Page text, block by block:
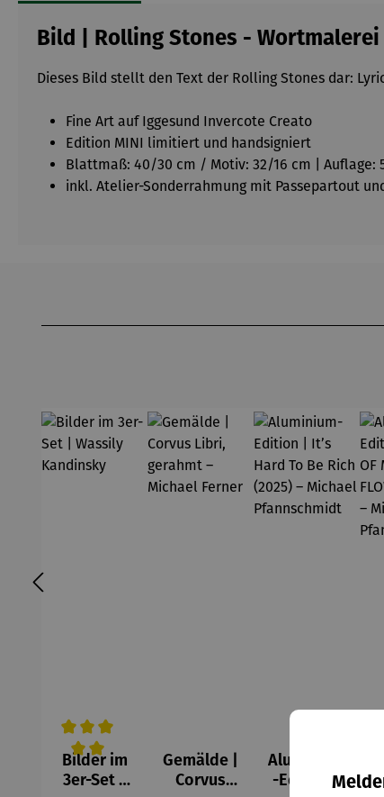
Bild | Rolling Stones - Wortmalerei
Dieses Bild stellt den Text der Rolling Stones dar:
Fine Art auf Iggesund Invercote Creato
Edition MINI limitiert und handsigniert
Blattmaß: 40/30 cm / Motiv: 32/16 cm | Auflage:
inkl. Atelier-Sonderrahmung mit Passepartout
Durchschnittliche Bewertung von 5 von 5 Sternen
Bilder im
3er-Set |
Gemälde |
Corvus
Aluminium
-Edition |